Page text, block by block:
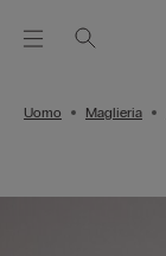
Uomo Maglieria